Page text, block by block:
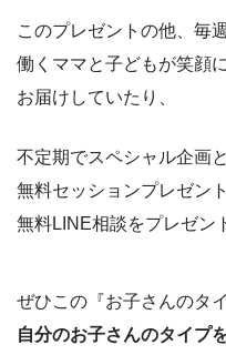
このプレゼントの他、毎
働くママと子どもが笑顔
お届けしていたり、
不定期でスペシャル企画
無料セッションプレゼン
無料LINE相談をプレゼン
ぜひこの『お子さんのタ
自分のお子さんのタイプ